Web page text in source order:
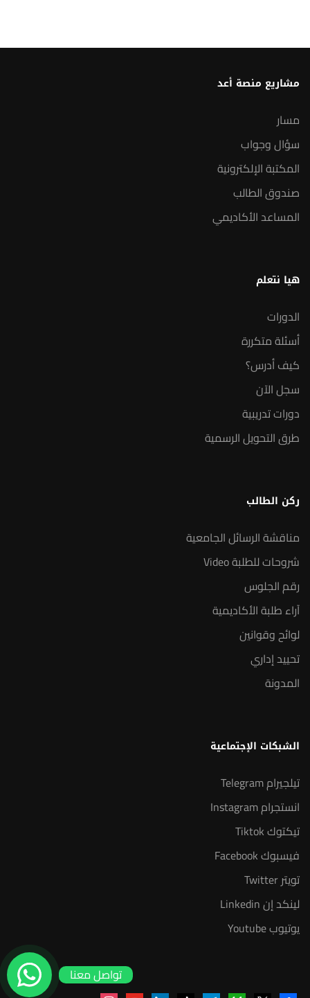
مشاريع منصة أعد
مسار
سؤال وجواب
المكتبة الإلكترونية
صندوق الطالب
المساعد الأكاديمي
هيا نتعلم
الدورات
أسئلة متكررة
كيف أدرس؟
سجل الآن
دورات تدريبية
طرق التحويل الرسمية
ركن الطالب
مناقشة الرسائل الجامعية
شروحات للطلبة Video
رقم الجلوس
آراء طلبة الأكاديمية
لوائح وقوانين
تحييد إداري
المدونة
الشبكات الإجتماعية
تيلجيرام Telegram
انستجرام Instagram
تيكتوك Tiktok
فيسبوك Facebook
تويتر Twitter
لينكد إن Linkedin
يوتيوب Youtube
تواصل معنا